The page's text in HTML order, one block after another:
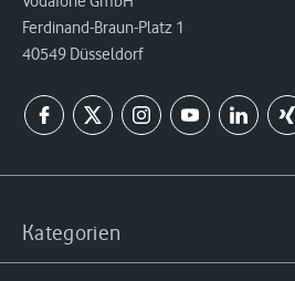
Ferdinand-Braun-Platz 1
40549 Düsseldorf
Kategorien